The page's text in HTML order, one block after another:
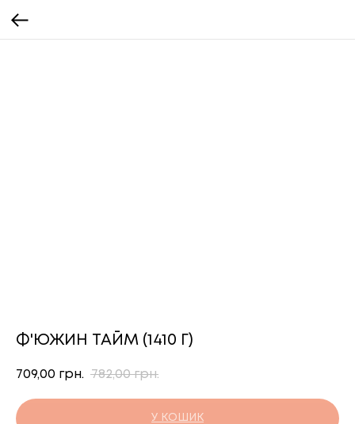
Ф'ЮЖИН ТАЙМ (1410 Г)
709,00 грн. 782,00 грн.
У КОШИК